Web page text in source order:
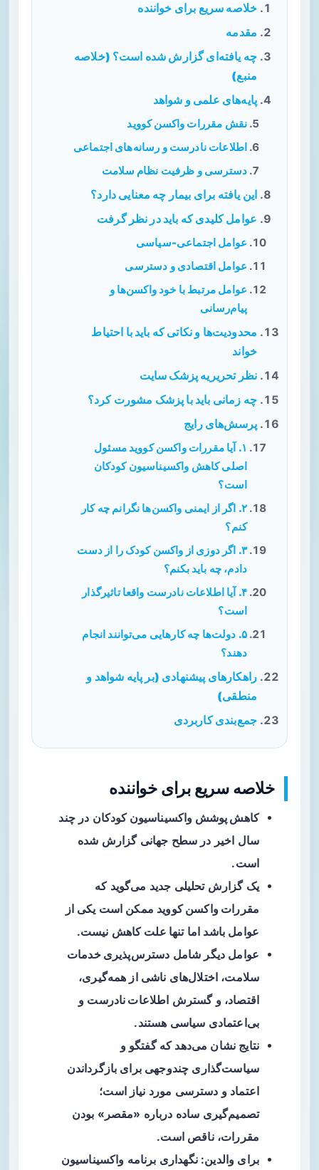
خلاصه سریع برای خواننده
مقدمه
چه یافته‌ای گزارش شده است؟ (خلاصه
منبع)
پایه‌های علمی و شواهد
نقش مقررات واکسن کووید
اطلاعات نادرست و رسانه‌های اجتماعی
دسترسی و ظرفیت نظام سلامت
این یافته برای بیمار چه معنایی دارد؟
عوامل کلیدی که باید در نظر گرفت
عوامل اجتماعی-سیاسی
عوامل اقتصادی و دسترسی
عوامل مرتبط با خود واکسن‌ها و
پیام‌رسانی
محدودیت‌ها و نکاتی که باید با احتیاط
خواند
نظر تحریریه پزشک سایت
چه زمانی باید با پزشک مشورت کرد؟
پرسش‌های رایج
۱. آیا مقررات واکسن کووید مسئول
اصلی کاهش واکسیناسیون کودکان
است؟
۲. اگر از ایمنی واکسن‌ها نگرانم چه کار
کنم؟
۳. اگر دوزی از واکسن کودک را از دست
دادم، چه باید بکنم؟
۴. آیا اطلاعات نادرست واقعا تاثیرگذار
است؟
۵. دولت‌ها چه کارهایی می‌توانند انجام
دهند؟
راهکارهای پیشنهادی (بر پایه شواهد و
منطقی)
جمع‌بندی کاربردی
خلاصه سریع برای خواننده
کاهش پوشش واکسیناسیون کودکان در چند
سال اخیر در سطح جهانی گزارش شده
است.
یک گزارش تحلیلی جدید می‌گوید که
مقررات واکسن کووید ممکن است یکی از
عوامل باشد اماتنها علت کاهش نیست.
عوامل دیگر شامل دسترس‌پذیری خدمات
سلامت، اختلال‌های ناشی از همه‌گیری،
اقتصاد، و گسترش اطلاعات نادرست و
بی‌اعتمادی سیاسی هستند.
نتایج نشان می‌دهد که گفتگو و
سیاست‌گذاری چندوجهی برای بازگرداندن
اعتماد و دسترسی مورد نیاز است؛
تصمیم‌گیری ساده درباره «مقصر» بودن
مقررات، ناقص است.
برای والدین: نگهداری برنامه واکسیناسیون